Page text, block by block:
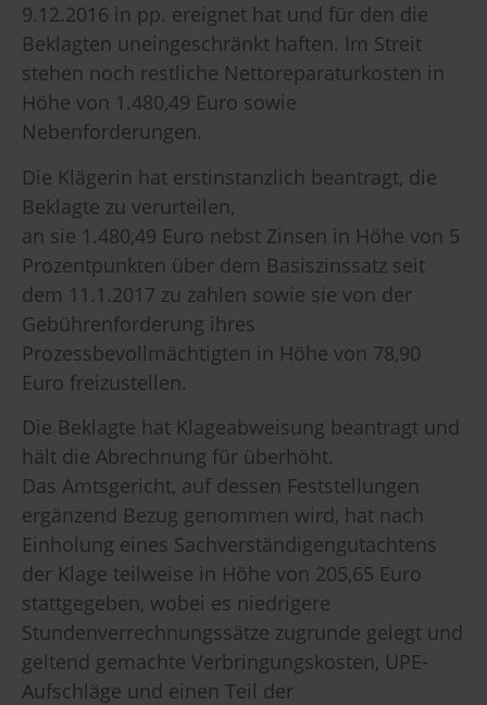
9.12.2016 in pp. ereignet hat und für den die
Beklagten uneingeschränkt haften. Im Streit
stehen noch restliche Nettoreparaturkosten in
Höhe von 1.480,49 Euro sowie
Nebenforderungen.
Die Klägerin hat erstinstanzlich beantragt, die
Beklagte zu verurteilen,
an sie 1.480,49 Euro nebst Zinsen in Höhe von 5
Prozentpunkten über dem Basiszinssatz seit
dem 11.1.2017 zu zahlen sowie sie von der
Gebührenforderung ihres
Prozessbevollmächtigten in Höhe von 78,90
Euro freizustellen.
Die Beklagte hat Klageabweisung beantragt und
hält die Abrechnung für überhöht.
Das Amtsgericht, auf dessen Feststellungen
ergänzend Bezug genommen wird, hat nach
Einholung eines Sachverständigengutachtens
der Klage teilweise in Höhe von 205,65 Euro
stattgegeben, wobei es niedrigere
Stundenverrechnungssätze zugrunde gelegt und
geltend gemachte Verbringungskosten, UPE-
Aufschläge und einen Teil der